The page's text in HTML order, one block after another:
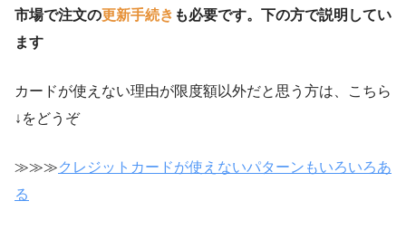
市場で注文の更新手続き も必要です。下の方で説明してい
ます
カードが使えない理由が限度額以外だと思う方は、こちら
↓をどうぞ
≫≫≫クレジットカードが使えないパターンもいろいろあ
る